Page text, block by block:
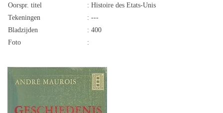
Oorspr. titel
: Histoire des Etats-Unis
Tekeningen
: ---
Bladzijden
: 400
Foto
: